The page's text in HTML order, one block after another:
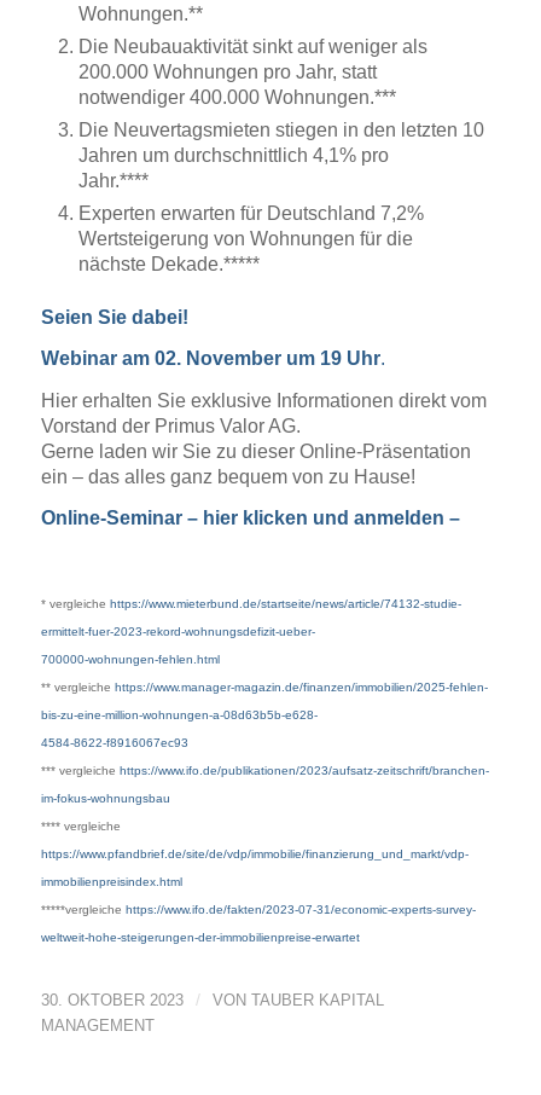
Wohnungen.**
Die Neubauaktivität sinkt auf weniger als
200.000 Wohnungen pro Jahr, statt
notwendiger 400.000 Wohnungen.***
Die Neuvertagsmieten stiegen in den letzten 10
Jahren um durchschnittlich 4,1% pro
Jahr.****
Experten erwarten für Deutschland 7,2%
Wertsteigerung von Wohnungen für die
nächste Dekade.*****
Seien Sie dabei!
Webinar am 02. November um 19 Uhr.
Hier erhalten Sie exklusive Informationen direkt vom
Vorstand der Primus Valor AG.
Gerne laden wir Sie zu dieser Online-Präsentation
ein – das alles ganz bequem von zu Hause!
Online-Seminar – hier klicken und anmelden –
* vergleiche https://www.mieterbund.de/startseite/news/article/74132-studie-
ermittelt-fuer-2023-rekord-wohnungsdefizit-ueber-
700000-wohnungen-fehlen.html
** vergleiche https://www.manager-magazin.de/finanzen/immobilien/2025-fehlen-
bis-zu-eine-million-wohnungen-a-08d63b5b-e628-
4584-8622-f8916067ec93
*** vergleiche https://www.ifo.de/publikationen/2023/aufsatz-zeitschrift/branchen-
im-fokus-wohnungsbau
**** vergleiche
https://www.pfandbrief.de/site/de/vdp/immobilie/finanzierung_und_markt/vdp-
immobilienpreisindex.html
*****vergleiche https://www.ifo.de/fakten/2023-07-31/economic-experts-survey-
weltweit-hohe-steigerungen-der-immobilienpreise-erwartet
30. OKTOBER 2023 / VON TAUBER KAPITAL
MANAGEMENT